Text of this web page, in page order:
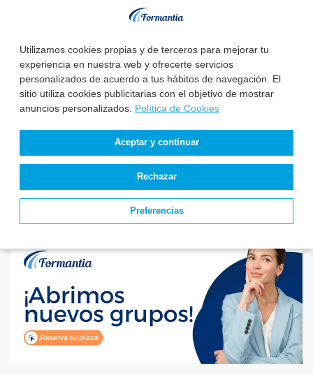
Utilizamos cookies propias y de terceros para mejorar tu
experiencia en nuestra web y ofrecerte servicios
personalizados de acuerdo a tus hábitos de navegación. El
sitio utiliza cookies publicitarias con el objetivo de mostrar
anuncios personalizados. Política de Cookies
Aceptar y continuar
Rechazar
Preferencias
de Salud publica la
relación de aspiran...
de Gestión Sanitaria
aprueba la relaci...
Estado de
plazas de TCAE –
Auxiliar de Enfer...